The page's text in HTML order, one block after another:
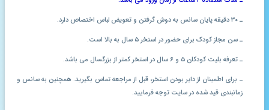
ـ ۳۰ دقیقه پایان سانس به دوش گرفتن و تعویض لباس اختصاص دارد.
ـ سن مجاز کودک برای حضور در استخر ۵ سال به بالا است.
ـ تعرفه بلیت کودکان ۵ و ۶ سال در استخر کمتر از بزرگسال می باشد.
ـ برای اطمینان از دایر بودن استخر، قبل از مراجعه تماس بگیرید. همچنین به سانس و
زمانبندی قید شده در سایت توجه فرمایید.